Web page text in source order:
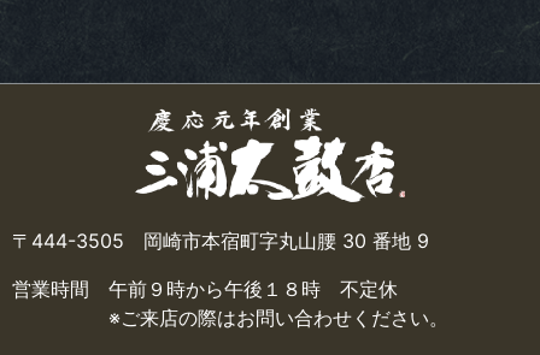
〒444-3505 岡崎市本宿町字丸山腰 30 番地 9
営業時間 午前９時から午後１８時 不定休
※ご来店の際はお問い合わせください。